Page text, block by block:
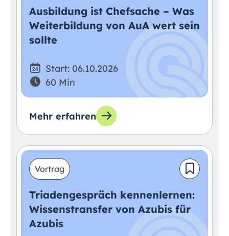
Ausbildung ist Chefsache – Was
Weiterbildung von AuA wert sein
sollte
Start: 06.10.2026
60 Min
Mehr erfahren
Vortrag
Triadengespräch kennenlernen:
Wissenstransfer von Azubis für
Azubis